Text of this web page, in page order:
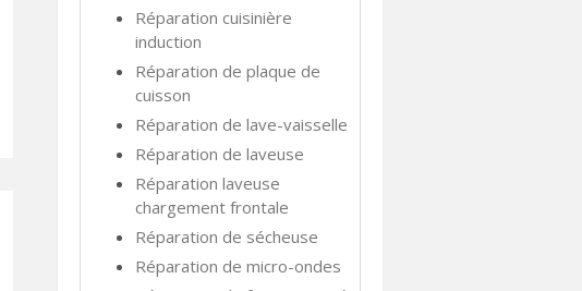
Réparation cuisinière
induction
Réparation de plaque de
cuisson
Réparation de lave-vaisselle
Réparation de laveuse
Réparation laveuse
chargement frontale
Réparation de sécheuse
Réparation de micro-ondes